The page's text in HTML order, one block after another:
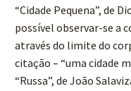
“Cidade Pequena”, de
possível observar-se a
através do limite do
citação – “uma cidade
“Russa”, de João